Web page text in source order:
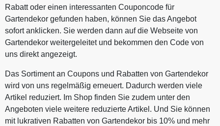
Rabatt oder einen interessanten Couponcode für
Gartendekor gefunden haben, können Sie das Angebot
sofort anklicken. Sie werden dann auf die Webseite von
Gartendekor weitergeleitet und bekommen den Code von
uns direkt angezeigt.
Das Sortiment an Coupons und Rabatten von Gartendekor
wird von uns regelmäßig erneuert. Dadurch werden viele
Artikel reduziert. Im Shop finden Sie zudem unter den
Angeboten viele weitere reduzierte Artikel. Und Sie können
mit lukrativen Rabatten von Gartendekor bis 10% und mehr